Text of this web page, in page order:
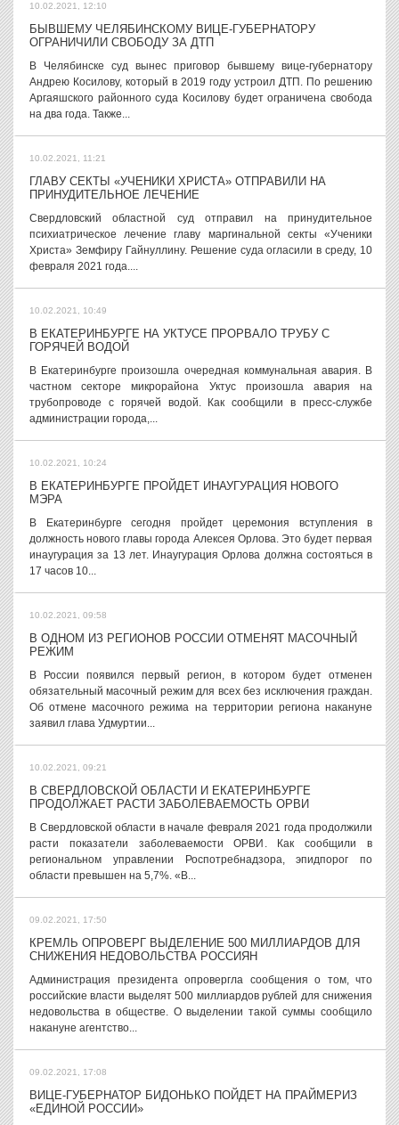
10.02.2021, 12:10
БЫВШЕМУ ЧЕЛЯБИНСКОМУ ВИЦЕ-ГУБЕРНАТОРУ
ОГРАНИЧИЛИ СВОБОДУ ЗА ДТП
В Челябинске суд вынес приговор бывшему вице-губернатору
Андрею Косилову, который в 2019 году устроил ДТП. По решению
Аргаяшского районного суда Косилову будет ограничена свобода
на два года. Также...
10.02.2021, 11:21
ГЛАВУ СЕКТЫ «УЧЕНИКИ ХРИСТА» ОТПРАВИЛИ НА
ПРИНУДИТЕЛЬНОЕ ЛЕЧЕНИЕ
Свердловский областной суд отправил на принудительное
психиатрическое лечение главу маргинальной секты «Ученики
Христа» Земфиру Гайнуллину. Решение суда огласили в среду, 10
февраля 2021 года....
10.02.2021, 10:49
В ЕКАТЕРИНБУРГЕ НА УКТУСЕ ПРОРВАЛО ТРУБУ С
ГОРЯЧЕЙ ВОДОЙ
В Екатеринбурге произошла очередная коммунальная авария. В
частном секторе микрорайона Уктус произошла авария на
трубопроводе с горячей водой. Как сообщили в пресс-службе
администрации города,...
10.02.2021, 10:24
В ЕКАТЕРИНБУРГЕ ПРОЙДЕТ ИНАУГУРАЦИЯ НОВОГО
МЭРА
В Екатеринбурге сегодня пройдет церемония вступления в
должность нового главы города Алексея Орлова. Это будет первая
инаугурация за 13 лет. Инаугурация Орлова должна состояться в
17 часов 10...
10.02.2021, 09:58
В ОДНОМ ИЗ РЕГИОНОВ РОССИИ ОТМЕНЯТ МАСОЧНЫЙ
РЕЖИМ
В России появился первый регион, в котором будет отменен
обязательный масочный режим для всех без исключения граждан.
Об отмене масочного режима на территории региона накануне
заявил глава Удмуртии...
10.02.2021, 09:21
В СВЕРДЛОВСКОЙ ОБЛАСТИ И ЕКАТЕРИНБУРГЕ
ПРОДОЛЖАЕТ РАСТИ ЗАБОЛЕВАЕМОСТЬ ОРВИ
В Свердловской области в начале февраля 2021 года продолжили
расти показатели заболеваемости ОРВИ. Как сообщили в
региональном управлении Роспотребнадзора, эпидпорог по
области превышен на 5,7%. «В...
09.02.2021, 17:50
КРЕМЛЬ ОПРОВЕРГ ВЫДЕЛЕНИЕ 500 МИЛЛИАРДОВ ДЛЯ
СНИЖЕНИЯ НЕДОВОЛЬСТВА РОССИЯН
Администрация президента опровергла сообщения о том, что
российские власти выделят 500 миллиардов рублей для снижения
недовольства в обществе. О выделении такой суммы сообщило
накануне агентство...
09.02.2021, 17:08
ВИЦЕ-ГУБЕРНАТОР БИДОНЬКО ПОЙДЕТ НА ПРАЙМЕРИЗ
«ЕДИНОЙ РОССИИ»